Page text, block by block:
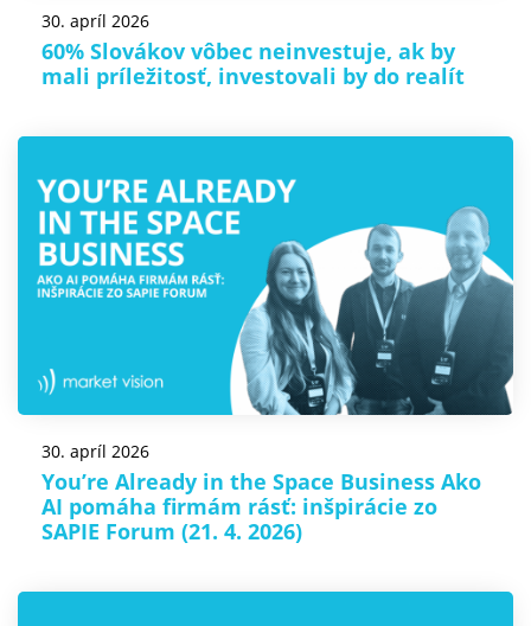
30. apríl 2026
60% Slovákov vôbec neinvestuje, ak by
mali príležitosť, investovali by do realít
30. apríl 2026
You’re Already in the Space Business Ako
AI pomáha firmám rásť: inšpirácie zo
SAPIE Forum (21. 4. 2026)